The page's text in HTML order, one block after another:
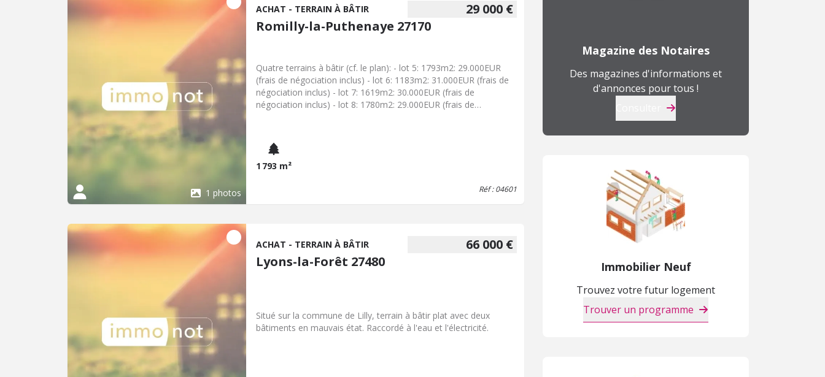
1 photos
29 000 €
ACHAT - TERRAIN À BÂTIR
Romilly-la-Puthenaye 27170
Quatre terrains à bâtir (cf. le plan): - lot 5: 1793m2: 29.000EUR
(frais de négociation inclus) - lot 6: 1183m2: 31.000EUR (frais de
négociation inclus) - lot 7: 1619m2: 30.000EUR (frais de
négociation inclus) - lot 8: 1780m2: 29.000EUR (frais de
AU 06.20.63.50.09
1 793 m²
Réf : 04601
66 000 €
ACHAT - TERRAIN À BÂTIR
Lyons-la-Forêt 27480
Situé sur la commune de Lilly, terrain à bâtir plat avec deux
bâtiments en mauvais état. Raccordé à l'eau et l'électricité.
Magazine des Notaires
Des magazines d'informations et
d'annonces pour tous !
Immobilier Neuf
Trouvez votre futur logement
Trouver un programme